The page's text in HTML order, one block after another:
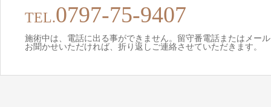
TEL.0797-75-9407
施術中は、電話に出る事ができません。留守番電話またはメー
お聞かせいただければ、折り返しご連絡させていただきます。